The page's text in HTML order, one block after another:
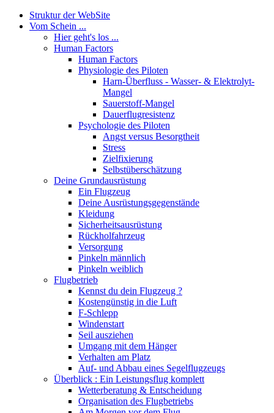
Struktur der WebSite
Vom Schein ...
Hier geht's los ...
Human Factors
Human Factors
Physiologie des Piloten
Harn-Überfluss - Wasser- & Elektrolyt-
Mangel
Sauerstoff-Mangel
Dauerflugresistenz
Psychologie des Piloten
Angst versus Besorgtheit
Stress
Zielfixierung
Selbstüberschätzung
Deine Grundausrüstung
Ein Flugzeug
Deine Ausrüstungsgegenstände
Kleidung
Sicherheitsausrüstung
Rückholfahrzeug
Versorgung
Pinkeln männlich
Pinkeln weiblich
Flugbetrieb
Kennst du dein Flugzeug ?
Kostengünstig in die Luft
F-Schlepp
Windenstart
Seil ausziehen
Umgang mit dem Hänger
Verhalten am Platz
Auf- und Abbau eines Segelflugzeugs
Überblick : Ein Leistungsflug komplett
Wetterberatung & Entscheidung
Organisation des Flugbetriebs